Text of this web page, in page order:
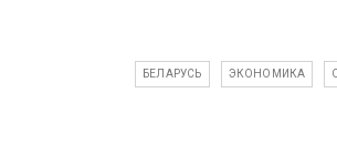
БЕЛАРУСЬ ЭКОНОМИКА